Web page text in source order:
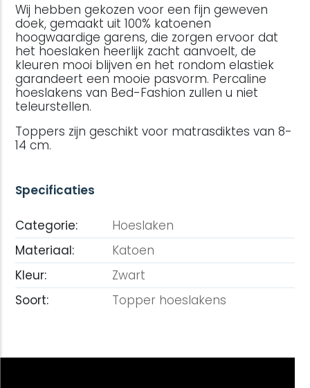
Wij hebben gekozen voor een fijn geweven
doek, gemaakt uit 100% katoenen
hoogwaardige garens, die zorgen ervoor dat
het hoeslaken heerlijk zacht aanvoelt, de
kleuren mooi blijven en het rondom elastiek
garandeert een mooie pasvorm. Percaline
hoeslakens van Bed-Fashion zullen u niet
teleurstellen.
Toppers zijn geschikt voor matrasdiktes van 8-
14 cm.
Specificaties
Categorie:
Hoeslaken
Materiaal:
Katoen
Kleur:
Zwart
Soort:
Topper hoeslakens